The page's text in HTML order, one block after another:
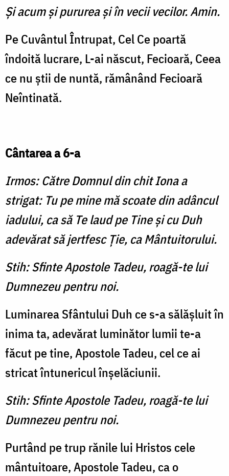
Şi acum şi pururea şi în vecii vecilor. Amin.
Pe Cuvântul Întrupat, Cel Ce poartă
îndoită lucrare, L-ai născut, Fecioară, Ceea
ce nu ştii de nuntă, rămânând Fecioară
Neîntinată.
Cântarea a 6-a
Irmos: Către Domnul din chit Iona a
strigat: Tu pe mine mă scoate din adâncul
iadului, ca să Te laud pe Tine şi cu Duh
adevărat să jertfesc Ţie, ca Mântuitorului.
Stih: Sfinte Apostole Tadeu, roagă-te lui
Dumnezeu pentru noi.
Luminarea Sfântului Duh ce s-a sălăşluit în
inima ta, adevărat luminător lumii te-a
făcut pe tine, Apostole Tadeu, cel ce ai
stricat întunericul înşelăciunii.
Stih: Sfinte Apostole Tadeu, roagă-te lui
Dumnezeu pentru noi.
Purtând pe trup rănile lui Hristos cele
mântuitoare, Apostole Tadeu, ca o